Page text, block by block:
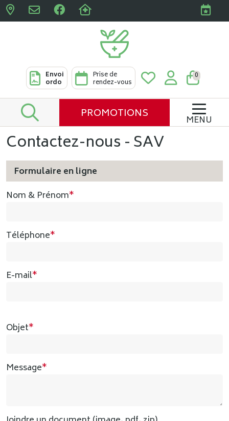
Pharmacies Clabots &
Envoi
ordo
Prise de
rendez-vous
0
PROMOTIONS MENU
Contactez-nous - SAV
Formulaire en ligne
Nom & Prénom*
Téléphone*
E-mail*
Objet*
Message*